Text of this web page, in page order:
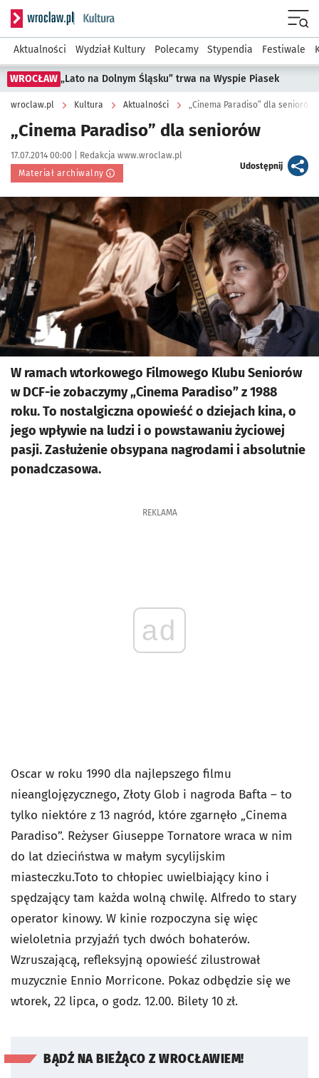
Serwis informacyjny wroclaw.pl podserwis: Kultura
Aktualności Wydział Kultury Polecamy Stypendia Festiwale
WROCŁAW „Lato na Dolnym Śląsku” trwa na Wyspie Piasek
wroclaw.pl Kultura Aktualności „Cinema Paradiso” dla seniorów
„Cinema Paradiso” dla seniorów
Data publikacji:
17.07.2014 00:00 | Autor:
Redakcja www.wroclaw.pl
Materiał archiwalny
Udostępnijartykuł
Kliknij, aby powiększyć
W ramach wtorkowego Filmowego Klubu Seniorów
w DCF-ie zobaczymy „Cinema Paradiso” z 1988
roku. To nostalgiczna opowieść o dziejach kina, o
jego wpływie na ludzi i o powstawaniu życiowej
pasji. Zasłużenie obsypana nagrodami i absolutnie
ponadczasowa.
REKLAMA
ad
Oscar w roku 1990 dla najlepszego filmu
nieanglojęzycznego, Złoty Glob i nagroda Bafta – to
tylko niektóre z 13 nagród, które zgarnęło „Cinema
Paradiso”. Reżyser Giuseppe Tornatore wraca w nim
do lat dzieciństwa w małym sycylijskim
miasteczku.Toto to chłopiec uwielbiający kino i
spędzający tam każda wolną chwilę. Alfredo to stary
operator kinowy. W kinie rozpoczyna się więc
wieloletnia przyjaźń tych dwóch bohaterów.
Wzruszającą, refleksyjną opowieść zilustrował
muzycznie Ennio Morricone. Pokaz odbędzie się we
wtorek, 22 lipca, o godz. 12.00. Bilety 10 zł.
BĄDŹ NA BIEŻĄCO Z WROCŁAWIEM!